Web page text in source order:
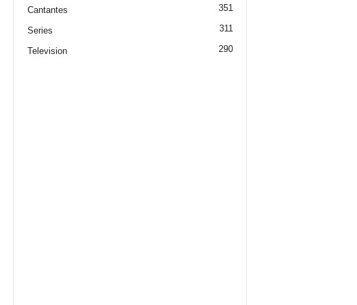
Cantantes 351
Series 311
Television 290